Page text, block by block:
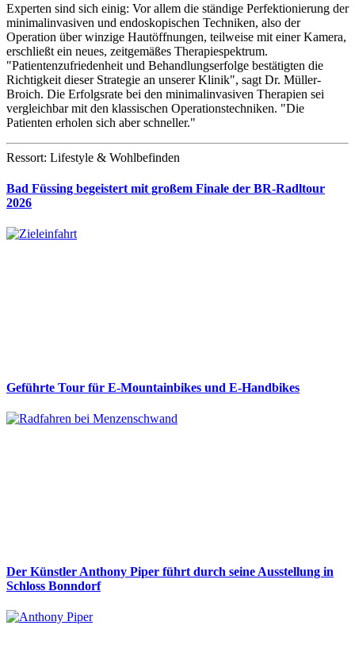
Experten sind sich einig: Vor allem die ständige Perfektionierung der
minimalinvasiven und endoskopischen Techniken, also der
Operation über winzige Hautöffnungen, teilweise mit einer Kamera,
erschließt ein neues, zeitgemäßes Therapiespektrum.
"Patientenzufriedenheit und Behandlungserfolge bestätigten die
Richtigkeit dieser Strategie an unserer Klinik", sagt Dr. Müller-
Broich. Die Erfolgsrate bei den minimalinvasiven Therapien sei
vergleichbar mit den klassischen Operationstechniken. "Die
Patienten erholen sich aber schneller."
Ressort: Lifestyle & Wohlbefinden
Bad Füssing begeistert mit großem Finale der BR-Radltour
2026
Geführte Tour für E-Mountainbikes und E-Handbikes
Der Künstler Anthony Piper führt durch seine Ausstellung in
Schloss Bonndorf